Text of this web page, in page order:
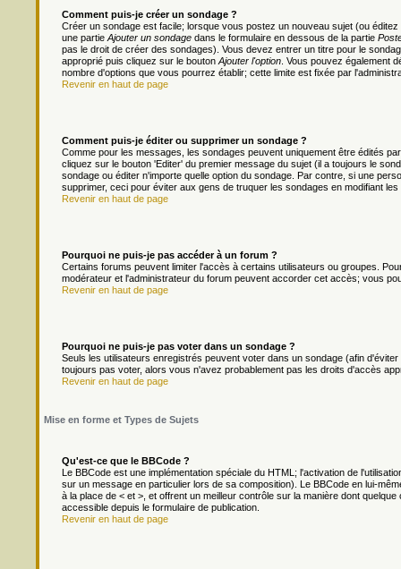
Comment puis-je créer un sondage ?
Créer un sondage est facile; lorsque vous postez un nouveau sujet (ou
une partie Ajouter un sondage dans le formulaire en dessous de la partie
pas le droit de créer des sondages). Vous devez entrer un titre pour le
approprié puis cliquez sur le bouton Ajouter l'option . Vous pouvez également
nombre d'options que vous pourrez établir; cette limite est fixée par
Revenir en haut de page
Comment puis-je éditer ou supprimer un sondage ?
Comme pour les messages, les sondages peuvent uniquement être édités
cliquez sur le bouton 'Editer' du premier message du sujet (il a toujours le
sondage ou éditer n'importe quelle option du sondage. Par contre, si une
supprimer, ceci pour éviter aux gens de truquer les sondages en modifiant
Revenir en haut de page
Pourquoi ne puis-je pas accéder à un forum ?
Certains forums peuvent limiter l'accès à certains utilisateurs ou groupes.
modérateur et l'administrateur du forum peuvent accorder cet accès; vous
Revenir en haut de page
Pourquoi ne puis-je pas voter dans un sondage ?
Seuls les utilisateurs enregistrés peuvent voter dans un sondage (afin
toujours pas voter, alors vous n'avez probablement pas les droits d'accès
Revenir en haut de page
Mise en forme et Types de Sujets
Qu'est-ce que le BBCode ?
Le BBCode est une implémentation spéciale du HTML; l'activation de
sur un message en particulier lors de sa composition). Le BBCode en lui-
à la place de < et >, et offrent un meilleur contrôle sur la manière dont
accessible depuis le formulaire de publication.
Revenir en haut de page